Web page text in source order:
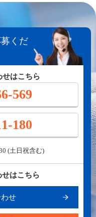
くだ
せはこちら
569
180
(土日祝含む)
はこちら
せ